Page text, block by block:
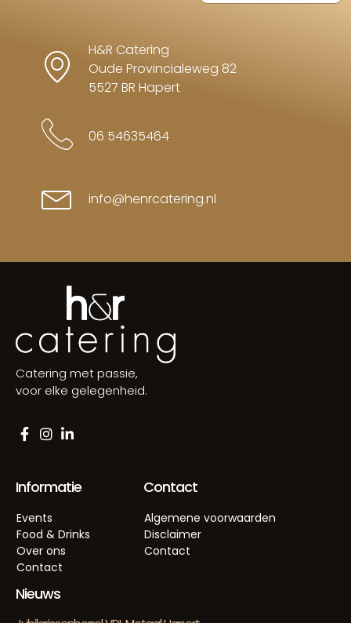
H&R Catering
Oude Provincialeweg 82
5527 BR Hapert
06 54635464
info@henrcatering.nl
Catering met passie,
voor elke gelegenheid.
Informatie
Events
Food & Drinks
Over ons
Contact
Contact
Algemene voorwaarden
Disclaimer
Contact
Nieuws